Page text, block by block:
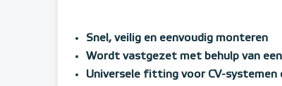
Snel, veilig en eenvoudig monteren
Wordt vastgezet met behulp van
Universele fitting voor CV-